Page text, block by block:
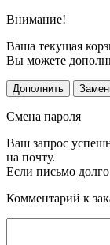
Внимание!
Ваша текущая
Вы можете
Дополнить
Смена пароля
Ваш запрос
на почту.
Если письмо
Комментарий к